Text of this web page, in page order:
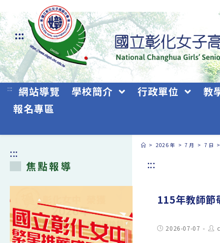
轉
至
主
要
:::
::: 網站導覽 學校簡介 行政單位
教
報名專區
> 2026 年 > 7 月 > 7 日
:::
115年教師節
Post2026-07-07
:::
焦點報導